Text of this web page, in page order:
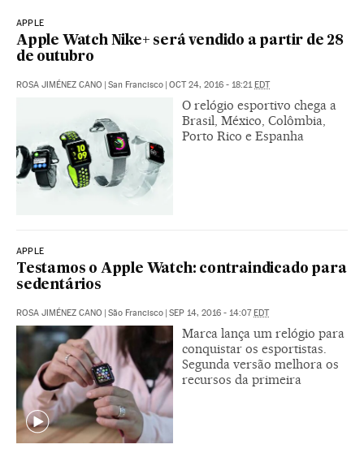
APPLE
Apple Watch Nike+ será vendido a partir de 28
de outubro
ROSA JIMÉNEZ CANO San Francisco OCT 24, 2016 - 18:21 EDT
O relógio esportivo chega a
Brasil, México, Colômbia,
Porto Rico e Espanha
APPLE
Testamos o Apple Watch: contraindicado para
sedentários
ROSA JIMÉNEZ CANO São Francisco SEP 14, 2016 - 14:07 EDT
Marca lança um relógio para
conquistar os esportistas.
Segunda versão melhora os
recursos da primeira